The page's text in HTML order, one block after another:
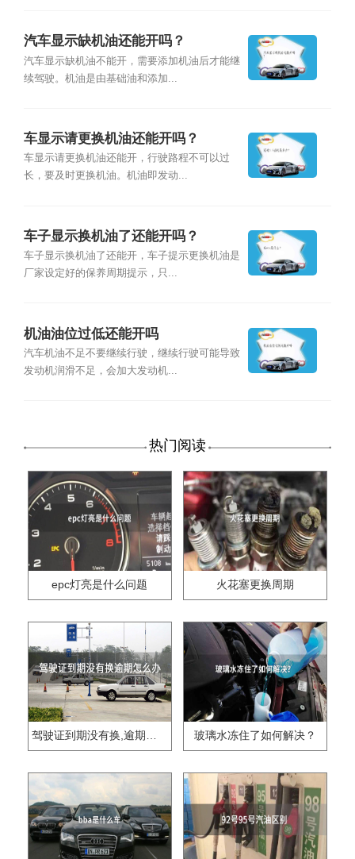
汽车显示缺机油还能开吗？
汽车显示缺机油不能开，需要添加机油后才能继
续驾驶。机油是由基础油和添加...
车显示请更换机油还能开吗？
车显示请更换机油还能开，行驶路程不可以过
长，要及时更换机油。机油即发动...
车子显示换机油了还能开吗？
车子显示换机油了还能开，车子提示更换机油是
厂家设定好的保养周期提示，只...
机油油位过低还能开吗
汽车机油不足不要继续行驶，继续行驶可能导致
发动机润滑不足，会加大发动机...
热门阅读
epc灯亮是什么问题 火花塞更换周期
驾驶证到期没有换,逾期怎么办?? 玻璃水冻住了如何解决？